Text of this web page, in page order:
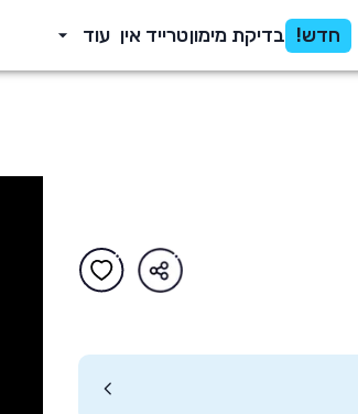
חדש! בדיקת מימוןטרייד אין עוד